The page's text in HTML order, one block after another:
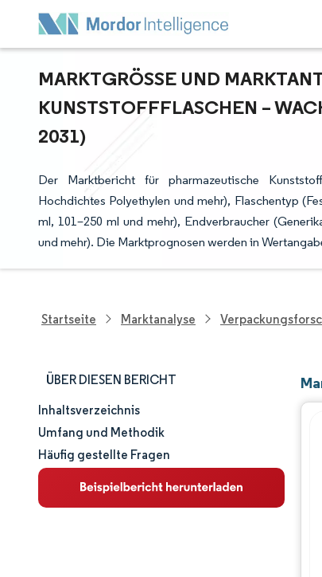
MARKTGRÖSSE UND
UNSTSTOFFFLASCHEN –
031)
Der Marktbericht für pharmazeutische
Hochdichtes Polyethylen und mehr), Flaschentyp
ml, 101–250 ml und mehr), Endverbraucher
und mehr). Die Marktprognosen werden in
Startseite Marktanalyse
ÜBER DIESEN BERICHT
Marktgröße und -anteil
Marktanalyse
Trends und Einblicke
Inhaltsverzeichnis
Umfang und Methodik
Häufig gestellte Fragen